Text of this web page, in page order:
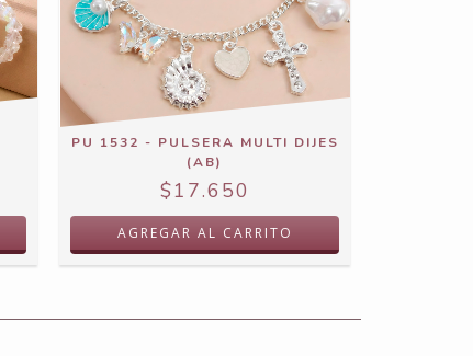
PU 1532 - PULSERA MULTI DIJES
(AB)
$17.650